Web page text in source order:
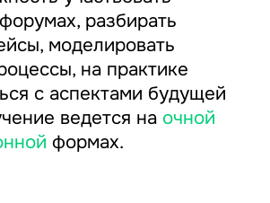
разбирать
моделировать
на практике
с аспектами будущей
ведется на очной
формах.